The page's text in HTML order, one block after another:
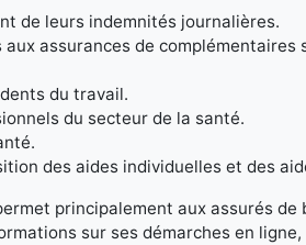
de leurs indemnités journalières.
assurances de complémentaires
du travail.
du secteur de la santé.
des aides individuelles et des
principalement aux assurés
sur ses démarches en